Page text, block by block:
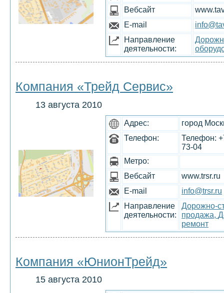
Вебсайт
E-mail
Направление
деятельности:
Компания «Трейд Сервис»
13 августа 2010
Адрес:
город
Телефон:
Телефон:
73-04
Метро:
Вебсайт
www.trsr.ru
E-mail
info@trsr.ru
Направление
деятельности:
Дорожно-
продажа,
ремонт
Компания «ЮнионТрейд»
15 августа 2010